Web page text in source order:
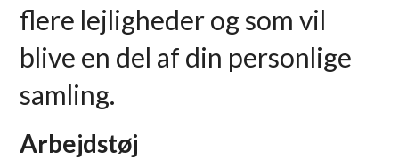
flere lejligheder og som vil
blive en del af din personlige
samling.
Arbejdstøj